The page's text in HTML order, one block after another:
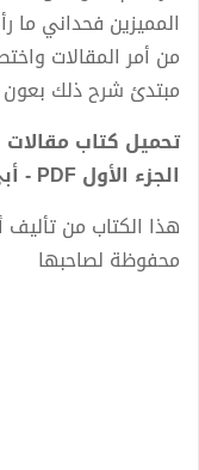
المميزين فحداني
من أمر المقالات
مبتدئ شرح ذلك بعون
تحميل كتاب مقالات
الجزء الأول PDF - أبي الحسن الأشعري
هذا الكتاب من
محفوظة لصاحبها